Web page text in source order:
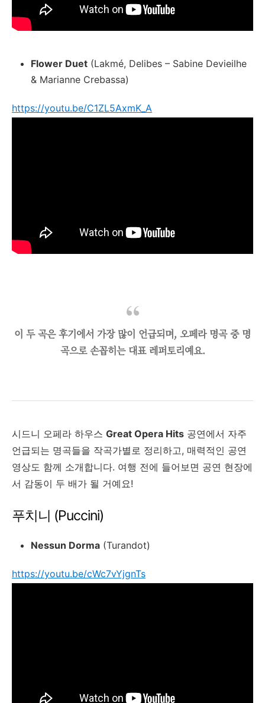
Flower Duet (Lakmé, Delibes – Sabine Devieilhe
& Marianne Crebassa)
https://youtu.be/C1ZL5AxmK_A
이 두 곡은 후기에서 가장 많이 언급되며, 오페라 명곡 중 명
곡으로 손꼽히는 대표 레퍼토리예요.
시드니 오페라 하우스 Great Opera Hits 공연에서 자주
언급되는 명곡들을 작곡가별로 정리하고, 매력적인 공연
영상도 함께 소개합니다. 여행 전에 들어보면 공연 현장에
서 감동이 두 배가 될 거예요!
푸치니 (Puccini)
Nessun Dorma (Turandot)
https://youtu.be/cWc7vYjgnTs